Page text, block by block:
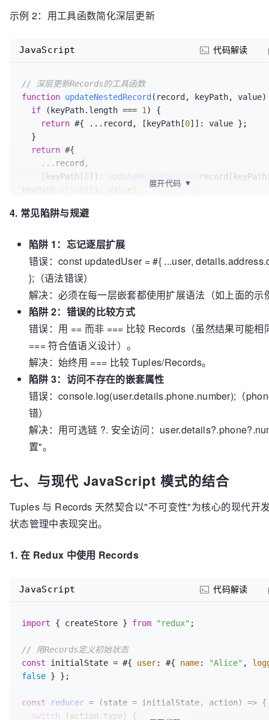
  ...user,
    ...user.
  }
};
console.log (updatedUser. details.address .city );
Francisco"
示例 2：用工具函数简化深层更新
// 深层更新Records的工具函数
function updateNestedRecord ( record, keyPath, value
if (keyPath. length === 1 ) {
return #{ ...record, [keyPath[0]]: value };
return #{
    [keyPath[
0]]: updateNestedRecord
keyPath.
1
), value)
}
// 调用函数更新邮编
const updatedUserState = updateNestedRecord (user, [
"address"
"zip"
console.log(updatedUserState.
出："10002"
JavaScript 代码解读
展开代码 ▼
4. 常见陷阱与规避
陷阱 1：忘记逐层扩展
错误：const updatedUser = #{ ...user,
};（语法错误）
解决：必须在每一层嵌套都使用扩展语法（如上面的示
陷阱 2：错误的比较方式
错误：用 == 而非 === 比较 Records（虽然结果可能相
=== 符合值语义设计）。
解决：始终用 === 比较 Tuples/Records。
陷阱 3：访问不存在的嵌套属性
错误：console.log(user.details.phone.number);（
错）
解决：用可选链 ?. 安全访问：
置"。
七、与现代 JavaScript 模式的结合
Tuples 与 Records 天然契合以"不可变性"为核心的现代开
状态管理中表现突出。
1. 在 Redux 中使用 Records
import { createStore } from "redux" ;
// 用Records定义初始状态
const initialState = #{ user: #{ name: "Alice" ,
false } };
const reducer = (state = initialState, action) => {
switch (action. type ) {
JavaScript 代码解读